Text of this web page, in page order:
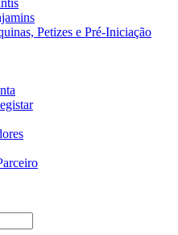
Petizes e Pré-Iniciação